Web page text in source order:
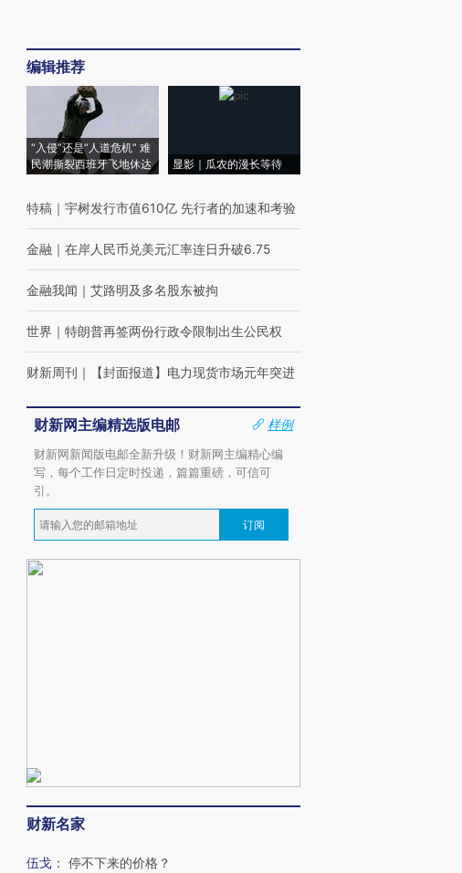
编辑推荐
“入侵”还是“人道危机” 难
民潮撕裂西班牙飞地休达
显影｜瓜农的漫长等待
特稿 ｜ 宇树发行市值610亿 先行者的加速和考验
金融 ｜ 在岸人民币兑美元汇率连日升破6.75
金融我闻 ｜ 艾路明及多名股东被拘
世界 ｜ 特朗普再签两份行政令限制出生公民权
财新周刊 ｜ 【封面报道】电力现货市场元年突进
财新网主编精选版电邮
样例
财新网新闻版电邮全新升级！财新网主编精心编
写，每个工作日定时投递，篇篇重磅，可信可
引。
订阅
财新名家
伍戈 ： 停不下来的价格？